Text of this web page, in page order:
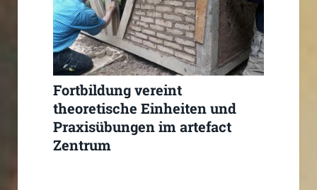
Fortbildung vereint
theoretische Einheiten und
Praxisübungen im artefact
Zentrum